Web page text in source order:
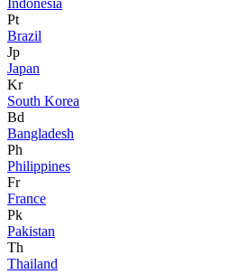
Indonesia
Pt
Brazil
Jp
Japan
Kr
South Korea
Bd
Bangladesh
Ph
Philippines
Fr
France
Pk
Pakistan
Th
Thailand